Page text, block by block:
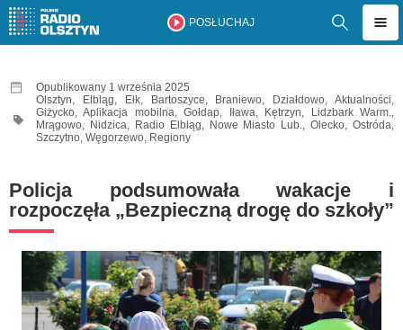
POSŁUCHAJ
Opublikowany 1 września 2025
Olsztyn, Elbląg, Ełk, Bartoszyce, Braniewo, Działdowo,Aktualności,
Giżycko,Aplikacja mobilna,Gołdap, Iława, Kętrzyn, Lidzbark Warm.,
Mrągowo, Nidzica, Radio Elbląg, Nowe Miasto Lub.,Olecko, Ostróda,
Szczytno, Węgorzewo, Regiony
Policja podsumowała wakacje i
rozpoczęła „Bezpieczną drogę do szkoły”